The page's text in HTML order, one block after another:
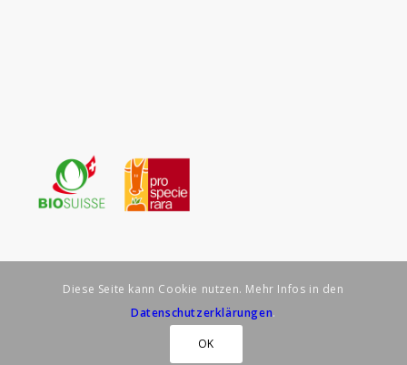
Impressum
Datenschutzerklärung
Diese Seite kann Cookie nutzen. Mehr Infos in den
Datenschutzerklärungen.
OK